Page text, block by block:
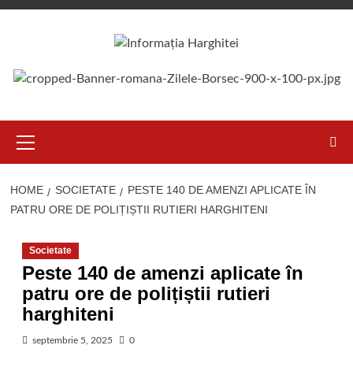
Menu
HOME SOCIETATE
PESTE 140 DE AMENZI APLICATE ÎN
PATRU ORE DE POLIȚIȘTII RUTIERI HARGHITENI
Societate
Peste 140 de amenzi aplicate în
patru ore de polițiștii rutieri
harghiteni
septembrie 5, 2025 0